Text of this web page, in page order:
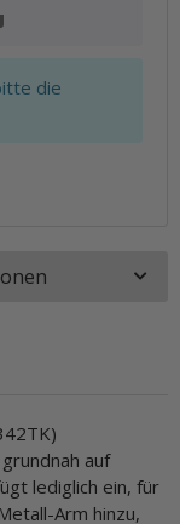
die
auf
lediglich ein, für
Arm hinzu,